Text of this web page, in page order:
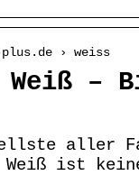
› weiss
Weiß –
aller
Weiß ist